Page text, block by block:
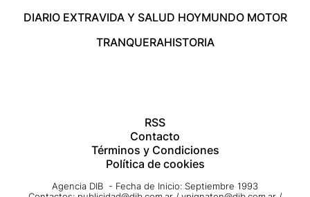
DIARIO EXTRAVIDA Y SALUD HOYMUNDO MOTOR
TRANQUERAHISTORIA
RSS
Contacto
Términos y Condiciones
Política de cookies
Agencia DIB - Fecha de Inicio: Septiembre 1993